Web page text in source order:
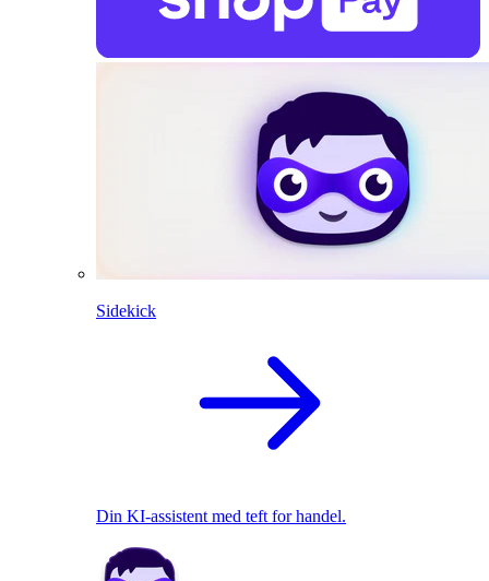
Sidekick
Din KI-assistent med teft for handel.